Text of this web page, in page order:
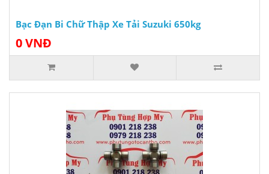
Bạc Đạn Bi Chữ Thập Xe Tải Suzuki 650kg
0 VNĐ